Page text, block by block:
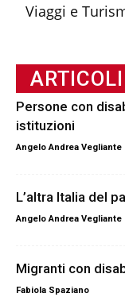
Viaggi e
Persone con
istituzioni
Angelo Andrea Vegliante
L’altra Italia del
Angelo Andrea Vegliante
Migranti con
Fabiola Spaziano